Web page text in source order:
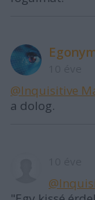
@Inquisitive
a dolog.